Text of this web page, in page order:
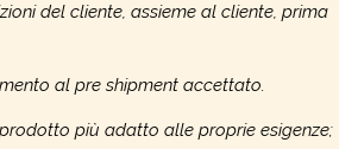
del cliente, assieme al cliente, prima
al pre shipment accettato.
più adatto alle proprie esigenze;